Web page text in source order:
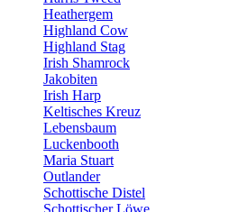
Heathergem
Highland Cow
Highland Stag
Irish Shamrock
Jakobiten
Irish Harp
Keltisches Kreuz
Lebensbaum
Luckenbooth
Maria Stuart
Outlander
Schottische Distel
Schottischer Löwe